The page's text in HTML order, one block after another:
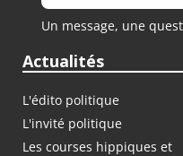
Un message, une
Actualités
L'édito politique
L'invité politique
Les courses hippiques et